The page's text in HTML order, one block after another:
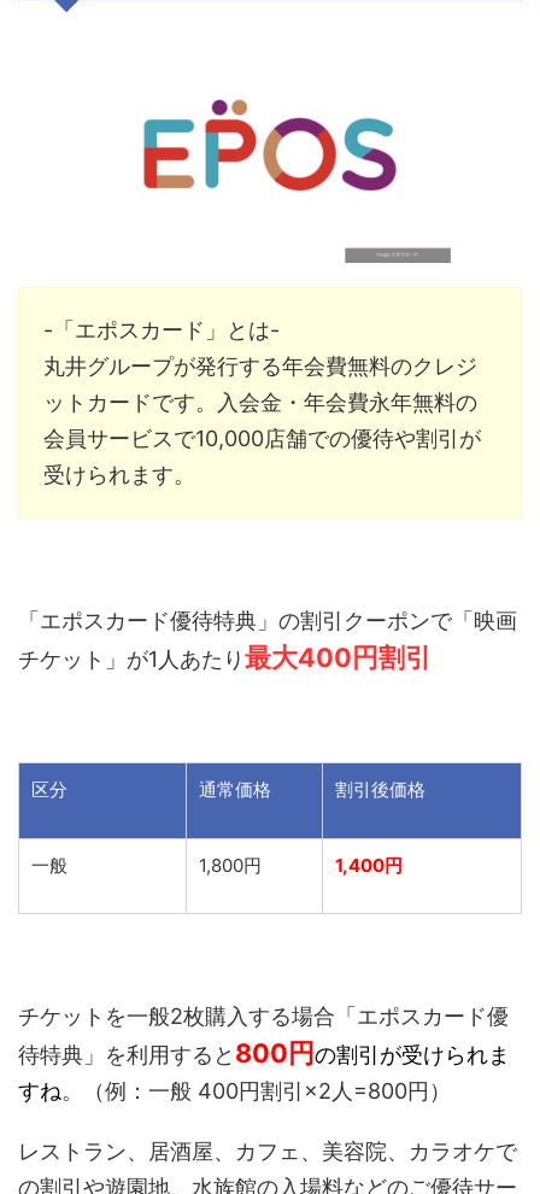
-「エポスカード」とは-
丸井グループが発行する年会費無料のクレジ
ットカードです。入会金・年会費永年無料の
会員サービスで10,000店舗での優待や割引が
受けられます。
「エポスカード優待特典」の割引クーポンで「映画
チケット」が1人あたり最大400円割引
区分 通常価格 割引後価格
一般 1,800円 1,400円
チケットを一般2枚購入する場合「エポスカード優
待特典」を利用すると 800円の割引が受けられま
すね。（例：一般 400円割引×2人=800円）
レストラン、居酒屋、カフェ、美容院、カラオケで
の割引や遊園地、水族館の入場料などのご優待サー